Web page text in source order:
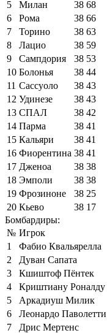
5
Милан 38 68
6
Рома 38 66
7
Торино 38 63
8
Лацио 38 59
9
Сампдория 38 53
10 Болонья 38 44
11 Сассуоло 38 43
12 Удинезе 38 43
13 СПАЛ 38 42
14 Парма 38 41
15 Кальяри 38 41
16 Фиорентина 38 41
17 Дженоа 38 38
18 Эмполи 38 38
19 Фрозиноне 38 25
20 Кьево 38 17
Бомбардиры:
№ Игрок
1
Фабио Квальярелла
2
Дуван Сапата
3
Кшиштоф Пёнтек
4
Криштиану Роналду
5
Аркадиуш Милик
6
Леонардо Паволетти
7
Дрис Мертенс